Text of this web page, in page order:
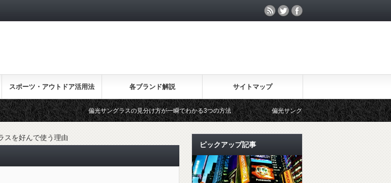
スポーツ・アウトドア活用法 各ブランド解説 サイトマップ
偏光サングラスの見分け方が一瞬でわかる3つの方法 偏光サングラスとスポーツ 偏光サングラスと
スを好んで使う理由
ピックアップ記事